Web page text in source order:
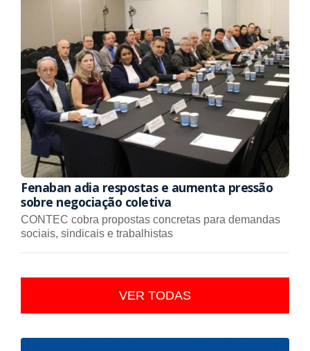
Fenaban adia respostas e aumenta pressão
sobre negociação coletiva
CONTEC cobra propostas concretas para demandas
sociais, sindicais e trabalhistas
VER TODAS